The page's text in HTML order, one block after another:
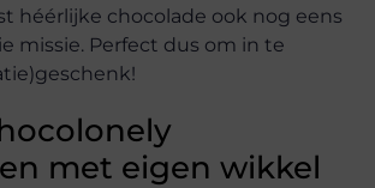
héérlijke chocolade ook nog eens
missie. Perfect dus om in te
met eigen wikkel